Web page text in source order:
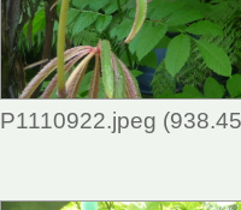
P1110922.jpeg